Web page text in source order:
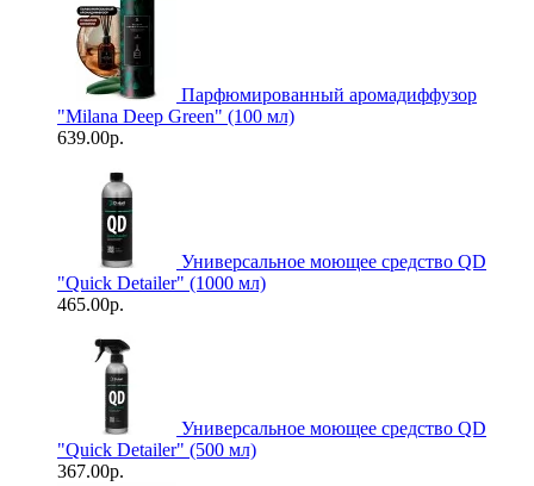
Парфюмированный аромадиффузор
"Milana Deep Green" (100 мл)
639.00р.
Универсальное моющее средство QD
"Quick Detailer" (1000 мл)
465.00р.
Универсальное моющее средство QD
"Quick Detailer" (500 мл)
367.00р.